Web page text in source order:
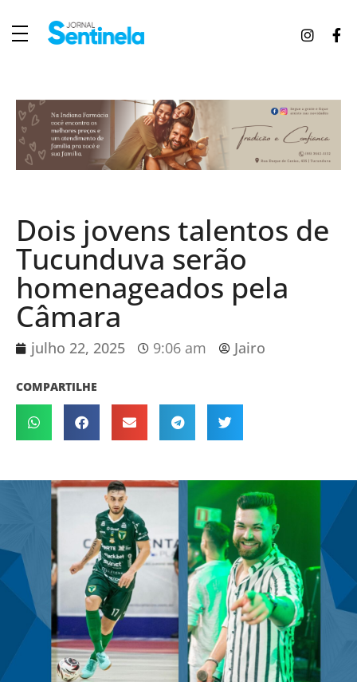
Dois jovens talentos de
Tucunduva serão
homenageados pela
Câmara
julho 22, 2025 9:06 am Jairo
COMPARTILHE